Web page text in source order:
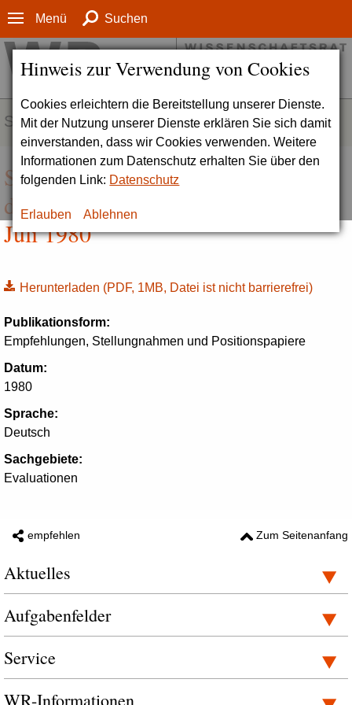
Hinweis zur Verwendung von Cookies
Cookies erleichtern die Bereitstellung unserer Dienste.
Mit der Nutzung unserer Dienste erklären Sie sich damit
einverstanden, dass wir Cookies verwenden. Weitere
Informationen zum Datenschutz erhalten Sie über den
folgenden Link: Datenschutz
Erlauben Ablehnen
Menü Suchen
SERVICE
Stellungnahme zum Institut für
deutsche Sprache (Drs. 5050-80),
Juli 1980
Herunterladen (PDF, 1MB, Datei ist nicht barrierefrei)
Publikationsform:
Empfehlungen, Stellungnahmen und Positionspapiere
Datum:
1980
Sprache:
Deutsch
Sachgebiete:
Evaluationen
empfehlen Zum Seitenanfang
Aktuelles
Aufgabenfelder
Service
WR-Informationen